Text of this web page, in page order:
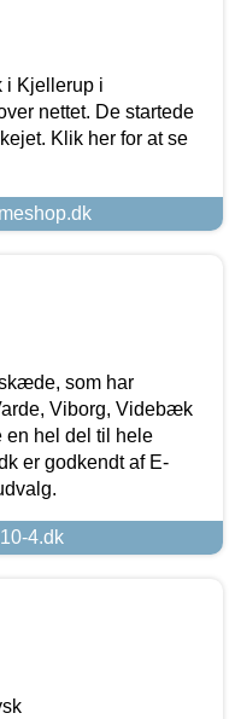
i Kjellerup i
nettet. De startede
Klik her for at se
som har
Viborg, Videbæk
en hel del til hele
er godkendt af E-
4.dk